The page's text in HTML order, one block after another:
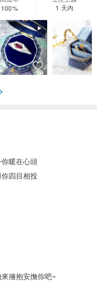
100%
1 天內
暖在心頭
四目相投
擁抱安撫你吧~